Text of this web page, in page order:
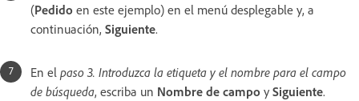
(Pedido en este ejemplo) en el menú desplegable y, a
continuación, Siguiente.
En el paso 3. Introduzca la etiqueta y el nombre para el campo
de búsqueda, escriba un Nombre de campo y Siguiente.